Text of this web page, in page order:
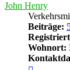
John Henry
Beiträge:
Wohnort: